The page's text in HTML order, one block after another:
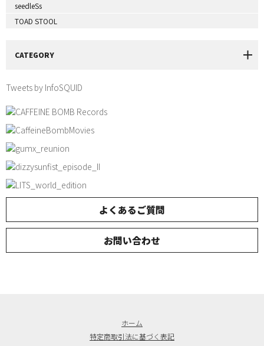
seedleSs
TOAD STOOL
CATEGORY
Tweets by InfoSQUID
よくあるご質問
お問い合わせ
ホーム
特定商取引法に基づく表記